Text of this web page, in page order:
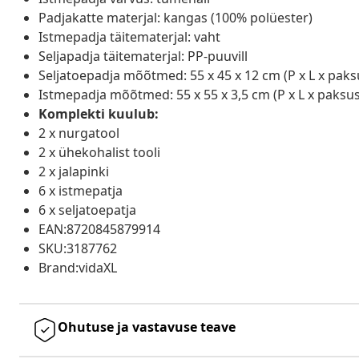
Padjakatte materjal: kangas (100% polüester)
Istmepadja täitematerjal: vaht
Seljapadja täitematerjal: PP-puuvill
Seljatoepadja mõõtmed: 55 x 45 x 12 cm (P x L x
Istmepadja mõõtmed: 55 x 55 x 3,5 cm (P x L x
Komplekti kuulub:
2 x nurgatool
2 x ühekohalist tooli
2 x jalapinki
6 x istmepatja
6 x seljatoepatja
EAN:8720845879914
SKU:3187762
Brand:vidaXL
Ohutuse ja vastavuse teave